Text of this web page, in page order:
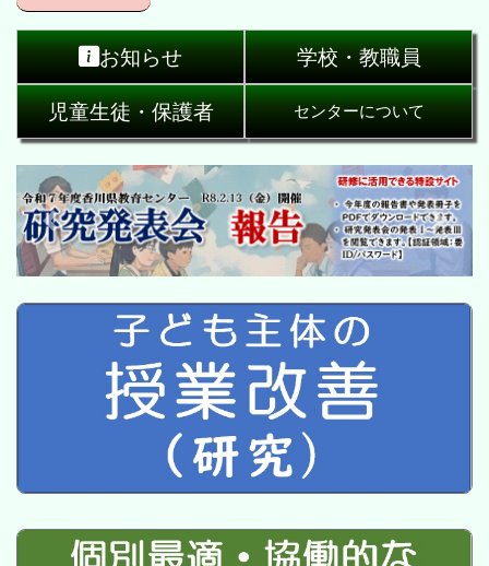
お知らせ 学校・教職員
児童生徒・保護者 センターについて
Previous Next